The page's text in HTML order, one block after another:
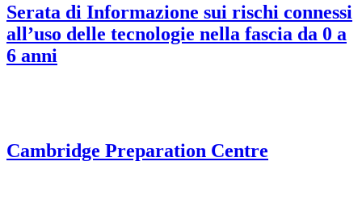
Serata di Informazione sui rischi connessi
all’uso delle tecnologie nella fascia da 0 a
6 anni
Cambridge Preparation Centre